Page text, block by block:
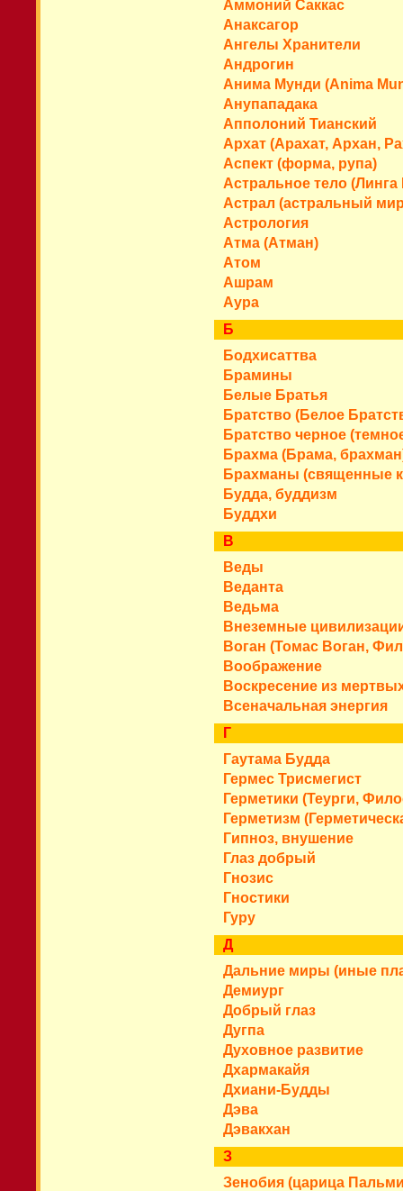
Аммоний Саккас
Анаксагор
Ангелы Хранители
Андрогин
Анима Мунди (Anima
Анупападака
Апполоний Тианский
Архат (Арахат, Архан,
Аспект (форма, рупа)
Астральное тело
Астрал (астральный
Астрология
Атма (Атман)
Атом
Ашрам
Аура
Б
Бодхисаттва
Брамины
Белые Братья
Братство (Белое
Братство черное
Брахма (Брама,
Брахманы (священные
Будда, буддизм
Буддхи
В
Веды
Веданта
Ведьма
Внеземные
Воган (Томас Воган,
Воображение
Воскресение из
Всеначальная энергия
Г
Гаутама Будда
Гермес Трисмегист
Герметики (Теурги,
Герметизм
Гипноз, внушение
Глаз добрый
Гнозис
Гностики
Гуру
Д
Дальние миры (иные
Демиург
Добрый глаз
Дугпа
Духовное развитие
Дхармакайя
Дхиани-Будды
Дэва
Дэвакхан
З
Зенобия (царица